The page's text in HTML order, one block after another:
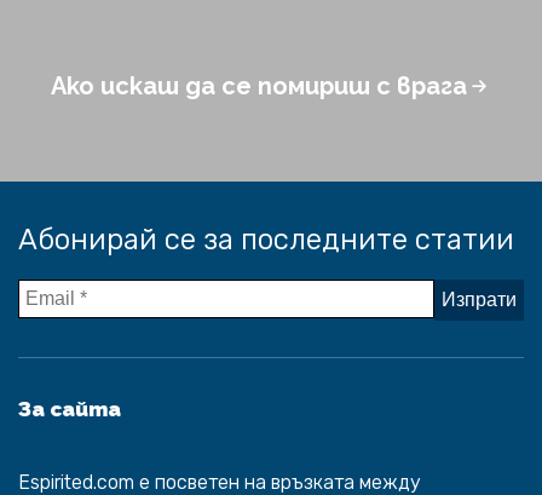
Ако искаш да се помириш с врага
Абонирай се за последните статии
За сайта
Espirited.com e посветен на връзката между